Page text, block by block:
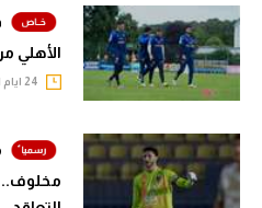
كرة السلة الأمريكية
كرة سلة
كرة يد
كرة طائرة
الأهلي